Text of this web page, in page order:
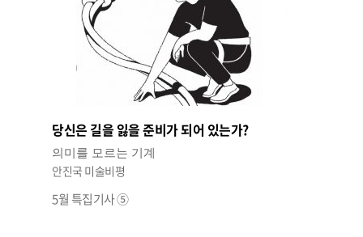
당신은 길을 잃을 준비가 되어 있는가?
의미를 모르는 기계
안진국 미술비평
5월 특집기사 ⑤